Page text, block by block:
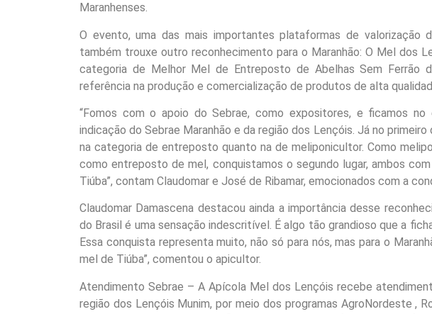
Maranhenses.
O evento, uma das mais importantes plataformas de valorização
também trouxe outro reconhecimento para o Maranhão: O Mel dos
categoria de Melhor Mel de Entreposto de Abelhas Sem Ferrão
referência na produção e comercialização de produtos de alta
“Fomos com o apoio do Sebrae, como expositores, e ficamos no
indicação do Sebrae Maranhão e da região dos Lençóis. Já no
na categoria de entreposto quanto na de meliponicultor. Como
como entreposto de mel, conquistamos o segundo lugar, ambos
Tiúba”, contam Claudomar e José de Ribamar, emocionados com a
Claudomar Damascena destacou ainda a importância desse
do Brasil é uma sensação indescritível. É algo tão grandioso que a
Essa conquista representa muito, não só para nós, mas para o
mel de Tiúba”, comentou o apicultor.
Atendimento Sebrae – A Apícola Mel dos Lençóis recebe
região dos Lençóis Munim, por meio dos programas AgroNordeste ,